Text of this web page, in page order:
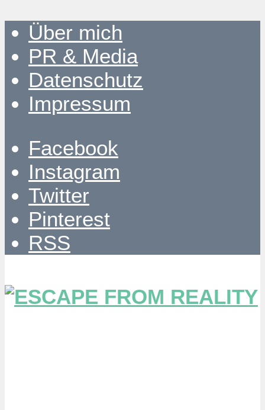
Über mich
PR & Media
Datenschutz
Impressum
Facebook
Instagram
Twitter
Pinterest
RSS